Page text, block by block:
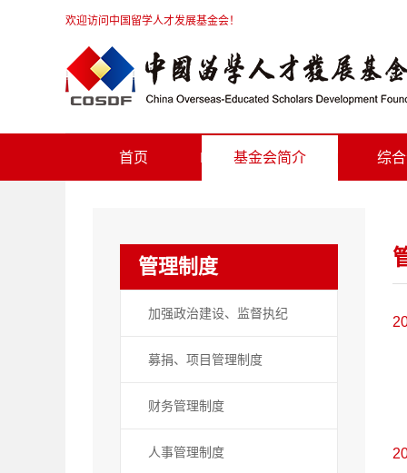
欢迎访问中国留学人才发展基金会！
首页 基金会简介 综
管理制度
加强政治建设、监督执纪
募捐、项目管理制度
财务管理制度
人事管理制度